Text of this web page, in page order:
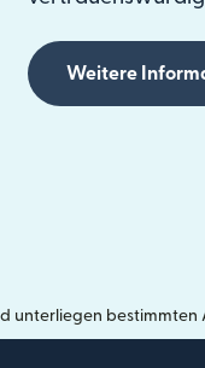
Weitere
unterliegen bestimmten